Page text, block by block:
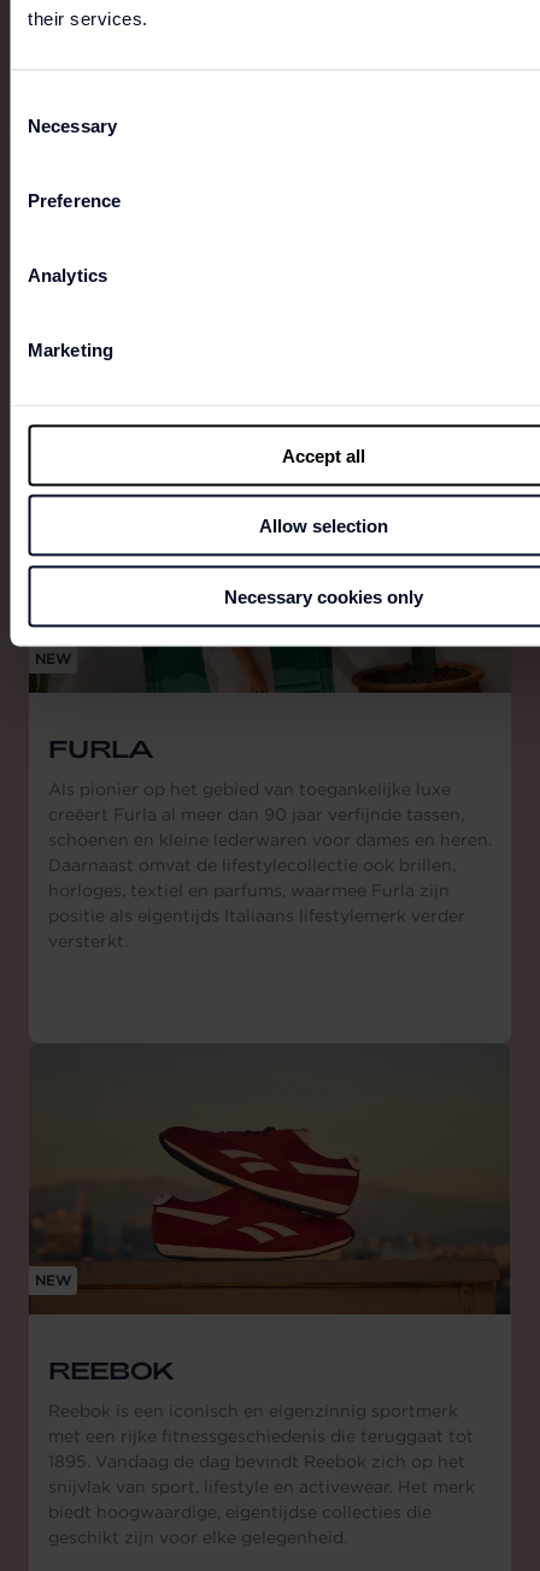
their services.
Selection
Necessary
Preference
Analytics
Marketing
Accept all
Allow selection
Necessary cookies only
G-Star werd in 1989 opgericht in Nederland en
eigentijdse uitstraling. Met G-Star Kids vertaalt het
NEW
FURLA
Als pionier op het gebied van toegankelijke luxe
creëert Furla al meer dan 90 jaar verfijnde tassen,
schoenen en kleine lederwaren voor dames en heren.
Daarnaast omvat de lifestylecollectie ook brillen,
horloges, textiel en parfums, waarmee Furla zijn
positie als eigentijds Italiaans lifestylemerk verder
versterkt.
NEW
REEBOK
Reebok is een iconisch en eigenzinnig sportmerk
met een rijke fitnessgeschiedenis die teruggaat tot
1895. Vandaag de dag bevindt Reebok zich op het
snijvlak van sport, lifestyle en activewear. Het merk
biedt hoogwaardige, eigentijdse collecties die
geschikt zijn voor elke gelegenheid.